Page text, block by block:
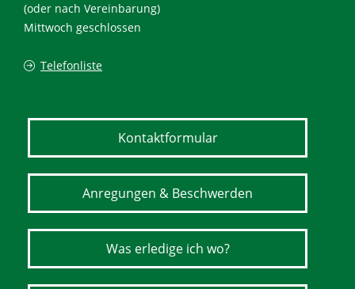
(oder nach Vereinbarung)
Mittwoch geschlossen
Telefonliste
Kontaktformular
Anregungen & Beschwerden
Was erledige ich wo?